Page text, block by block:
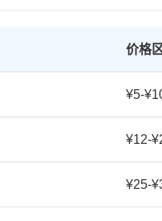
价格
¥5-
¥12-
¥25-